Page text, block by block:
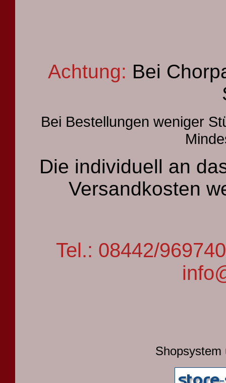
Achtung: Bei
Bei Bestellungen weniger
Die individuell an
Versandkosten
Tel.: 08442/